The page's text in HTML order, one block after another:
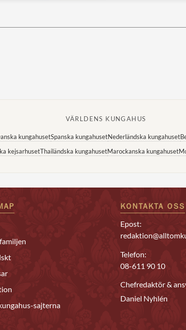
VÄRLDENS KUNGAHUS
kungahusetSpanska kungahusetNederländska kungahuset
kejsarhusetThailändska kungahusetMarockanska kungahuset
sajterna
KONTAKTA OSS
Epost:
Telefon:
08-611 90 10
Chefredaktör &
Daniel Nyhlén